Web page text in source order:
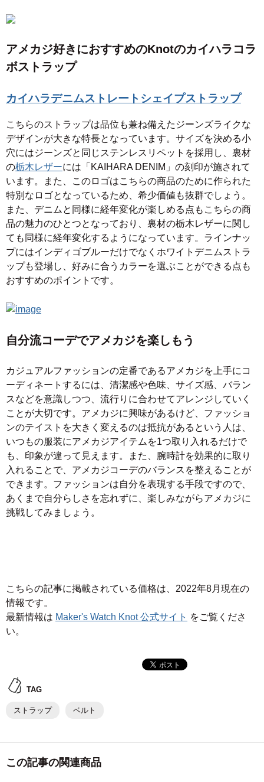
アメカジ好きにおすすめのKnotのカイハラコラ
ボストラップ
カイハラデニムストレートシェイプストラップ
こちらのストラップは品位も兼ね備えたジーンズライクな
デザインが大きな特長となっています。サイズを決める小
穴にはジーンズと同じステンレスリペットを採用し、裏材
の栃木レザーには「KAIHARA DENIM」の刻印が施されて
います。また、このロゴはこちらの商品のために作られた
特別なロゴとなっているため、希少価値も抜群でしょう。
また、デニムと同様に経年変化が楽しめる点もこちらの商
品の魅力のひとつとなっており、裏材の栃木レザーに関し
ても同様に経年変化するようになっています。ラインナッ
プにはインディゴブルーだけでなくホワイトデニムストラ
ップも登場し、好みに合うカラーを選ぶことができる点も
おすすめのポイントです。
自分流コーデでアメカジを楽しもう
カジュアルファッションの定番であるアメカジを上手にコ
ーディネートするには、清潔感や色味、サイズ感、バラン
スなどを意識しつつ、流行りに合わせてアレンジしていく
ことが大切です。アメカジに興味があるけど、ファッショ
ンのテイストを大きく変えるのは抵抗があるという人は、
いつもの服装にアメカジアイテムを1つ取り入れるだけで
も、印象が違って見えます。また、腕時計を効果的に取り
入れることで、アメカジコーデのバランスを整えることが
できます。ファッションは自分を表現する手段ですので、
あくまで自分らしさを忘れずに、楽しみながらアメカジに
挑戦してみましょう。
こちらの記事に掲載されている価格は、2022年8月現在の
情報です。
最新情報は Maker's Watch Knot 公式サイト をご覧くださ
い。
TAG
ストラップ ベルト
この記事の関連商品